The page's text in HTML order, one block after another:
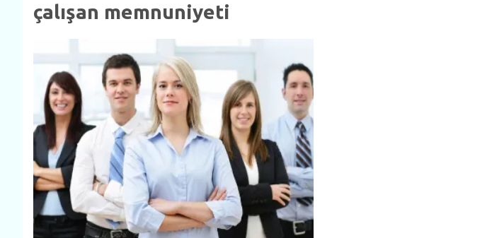
çalışan memnuniyeti